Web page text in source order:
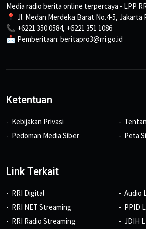
Media radio berita online terpercaya - LPP
📍 Jl. Medan Merdeka Barat No.4-5, Jakarta
📞 +6221 350 0584, +6221 351 1086
📩 Pemberitaan: beritapro3@rri.go.id
Ketentuan
Kebijakan Privasi
Pedoman Media Siber
Peta
Link Terkait
RRI Digital
RRI NET Streaming
RRI Radio Streaming
Audio
PPID
JDIH